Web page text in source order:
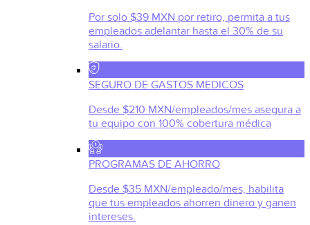
Por solo $39 MXN por retiro, permita a tus
empleados adelantar hasta el 30% de su
salario.
SEGURO DE GASTOS MEDICOS
Desde $210 MXN/empleados/mes asegura a
tu equipo con 100% cobertura médica
PROGRAMAS DE AHORRO
Desde $35 MXN/empleado/mes, habilita
que tus empleados ahorren dinero y ganen
intereses.